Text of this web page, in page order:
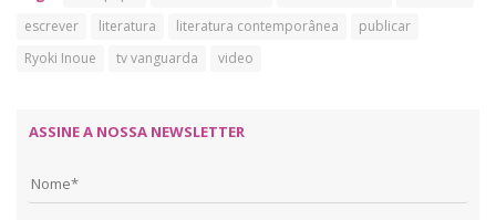
escrever
literatura literatura contemporânea
publicar
Ryoki Inoue
tv vanguarda video
ASSINE A NOSSA NEWSLETTER